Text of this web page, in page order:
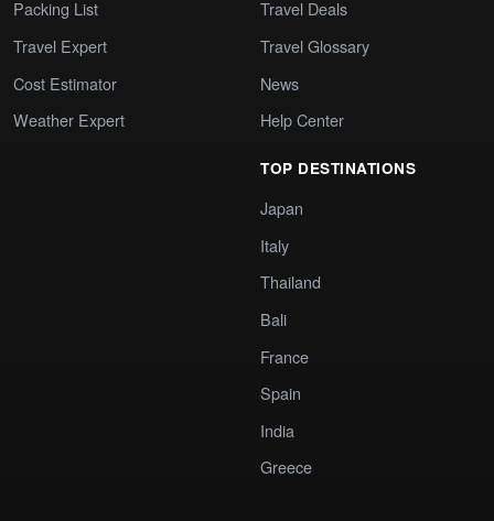
Packing List
Travel Expert
Cost Estimator
Weather Expert
Travel Deals
Travel Glossary
News
Help Center
TOP DESTINATIONS
Japan
Italy
Thailand
Bali
France
Spain
India
Greece